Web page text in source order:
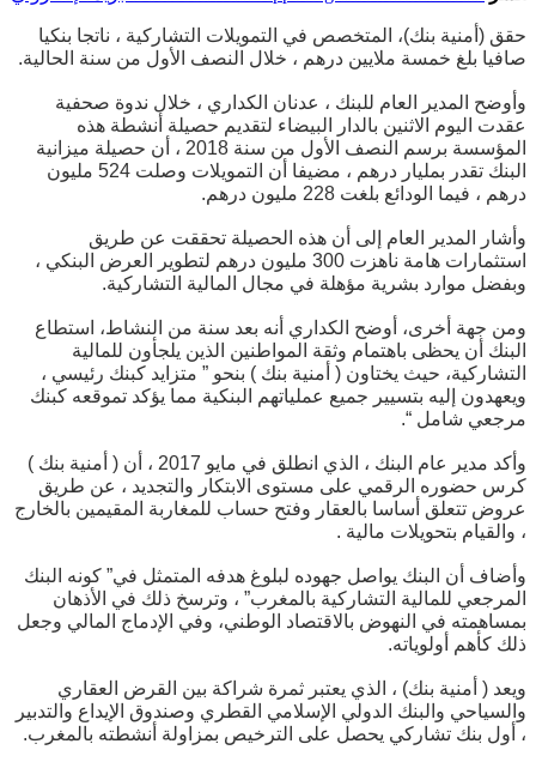
حقق (أمنية بنك)، المتخصص في التمويلات التشاركية ، ناتجا بنكيا
صافيا بلغ خمسة ملايين درهم ، خلال النصف الأول من سنة الحالية.
وأوضح المدير العام للبنك ، عدنان الكداري ، خلال ندوة صحفية
عقدت اليوم الاثنين بالدار البيضاء لتقديم حصيلة أنشطة هذه
المؤسسة برسم النصف الأول من سنة 2018 ، أن حصيلة ميزانية
البنك تقدر بمليار درهم ، مضيفا أن التمويلات وصلت 524 مليون
درهم ، فيما الودائع بلغت 228 مليون درهم.
وأشار المدير العام إلى أن هذه الحصيلة تحققت عن طريق
استثمارات هامة ناهزت 300 مليون درهم لتطوير العرض البنكي ،
وبفضل موارد بشرية مؤهلة في مجال المالية التشاركية.
ومن جهة أخرى، أوضح الكداري أنه بعد سنة من النشاط، استطاع
البنك أن يحظى باهتمام وثقة المواطنين الذين يلجأون للمالية
التشاركية، حيث يختاون ( أمنية بنك ) بنحو ” متزايد كبنك رئيسي ،
ويعهدون إليه بتسيير جميع عملياتهم البنكية مما يؤكد تموقعه كبنك
مرجعي شامل “.
وأكد مدير عام البنك ، الذي انطلق في مايو 2017 ، أن ( أمنية بنك )
كرس حضوره الرقمي على مستوى الابتكار والتجديد ، عن طريق
عروض تتعلق أساسا بالعقار وفتح حساب للمغاربة المقيمين بالخارج
، والقيام بتحويلات مالية .
وأضاف أن البنك يواصل جهوده لبلوغ هدفه المتمثل في” كونه البنك
المرجعي للمالية التشاركية بالمغرب” ، وترسخ ذلك في الأذهان
بمساهمته في النهوض بالاقتصاد الوطني، وفي الإدماج المالي وجعل
ذلك كأهم أولوياته.
ويعد ( أمنية بنك) ، الذي يعتبر ثمرة شراكة بين القرض العقاري
والسياحي والبنك الدولي الإسلامي القطري وصندوق الإيداع والتدبير
، أول بنك تشاركي يحصل على الترخيص بمزاولة أنشطته بالمغرب.